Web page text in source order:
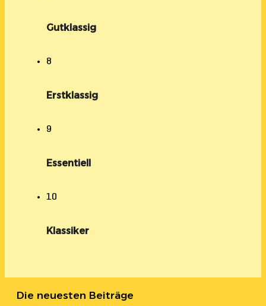
Gutklassig
8
Erstklassig
9
Essentiell
10
Klassiker
Die neuesten Beiträge